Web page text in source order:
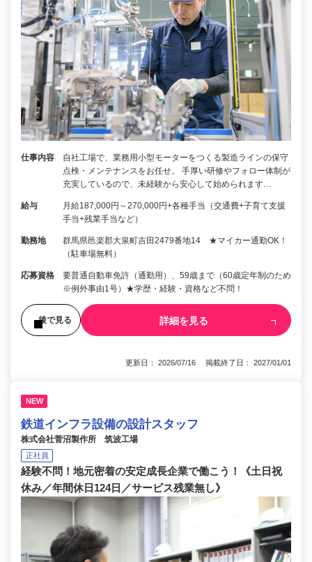
仕事内容
自社工場で、業務用小型モーターをつくる製造ラインの保守
点検・メンテナンスをお任せ。 手厚い研修やフォロー体制が
充実しているので、未経験から安心して始められます…
給与
月給187,000円～270,000円+各種手当（交通費+子育て支援
手当+残業手当など）
勤務地
群馬県邑楽郡大泉町吉田2479番地14 ★マイカー通勤OK！
（駐車場無料）
応募資格
要普通自動車免許（通勤用）、59歳まで（60歳定年制のため
※例外事由1号）★学歴・経験・資格など不問！
後で見る 詳細を見る
更新日： 2026/07/16 掲載終了日： 2027/01/01
NEW
鉄道インフラ設備の設計スタッフ
株式会社菅沼製作所 筑波工場
正社員
経験不問！地元密着の安定成長企業で働こう！《土日祝
休み／年間休日124日／サービス残業無し》